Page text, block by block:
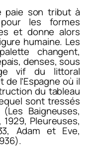
paie son tribut à
pour les formes
et donne alors
humaine. Les
changent,
denses, sous
vif du littoral
l’Espagne où il
du tableau
sont tressés
(Les Baigneuses,
, 1929, Pleureuses,
Adam et Eve,